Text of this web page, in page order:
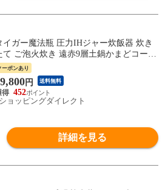
イガー魔法瓶 圧力IHジャー炊飯器 炊き
て ご泡火炊き 遠赤9層土鍋かまどコート
5.5合炊き 日本製 オフホワイト JRI-G10
WO
ーポンあり
円 送料無料
452
ョッピングダイレクト
詳細を見る